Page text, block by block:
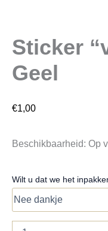
Sticker
Geel
€1,00
Beschikbaarheid: Op
Wilt u dat we het